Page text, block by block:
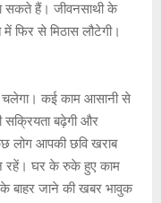
सकते हैं। जीवनसाथी के
फिर से मिठास लौटेगी।
कई काम आसानी से
बढ़ेगी और
लोग आपकी छवि खराब
रहें। घर के रुके हुए काम
बाहर जाने की खबर भावुक